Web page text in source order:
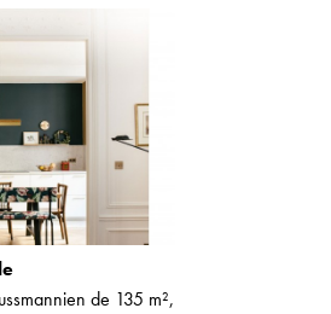
de 135 m²,